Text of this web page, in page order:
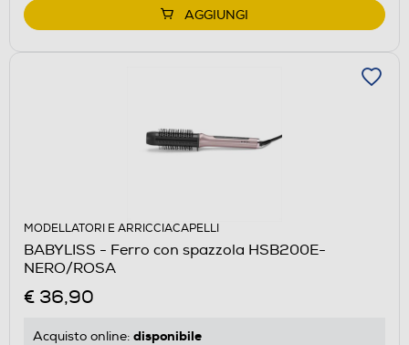
AGGIUNGI
MODELLATORI E ARRICCIACAPELLI
BABYLISS - Ferro con spazzola HSB200E-
NERO/ROSA
€ 36,90
Acquisto online: disponibile